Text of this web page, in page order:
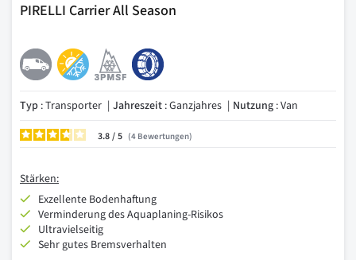
PIRELLI Carrier All Season
Typ : Transporter Jahreszeit : Ganzjahres Nutzung : Van
3.8/ 4 Bewertungen
Stärken:
Exzellente Bodenhaftung
Verminderung des Aquaplaning-Risikos
Ultravielseitig
Sehr gutes Bremsverhalten